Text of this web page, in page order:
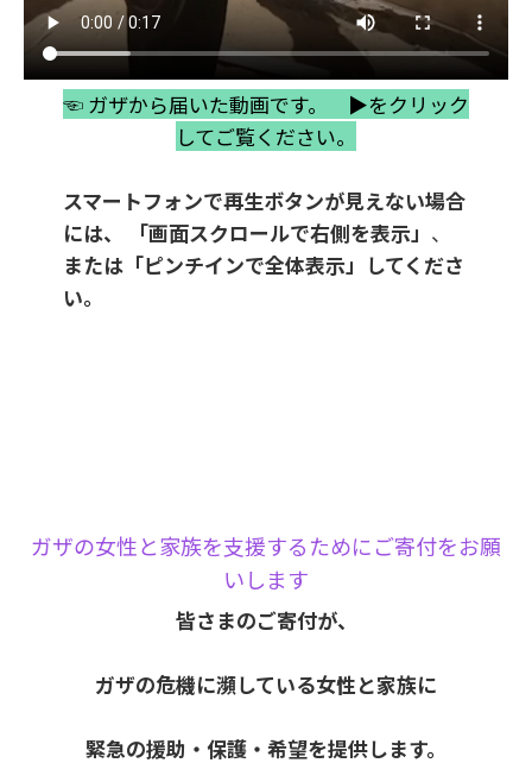
☜ ガザから届いた動画です。 ▶をクリック
してご覧ください。
スマートフォンで再生ボタンが見えない場合
には、
「画面スクロールで右側を表示」 、
または「ピンチインで全体表示」してくださ
い。
ガザの女性と家族を支援するためにご寄付をお願
いします
皆さまのご寄付が、
ガザの危機に瀕している女性と家族に
緊急の援助・保護・希望を提供します。